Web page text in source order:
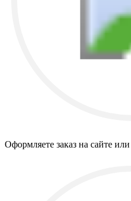
Оформляете заказ на сайте